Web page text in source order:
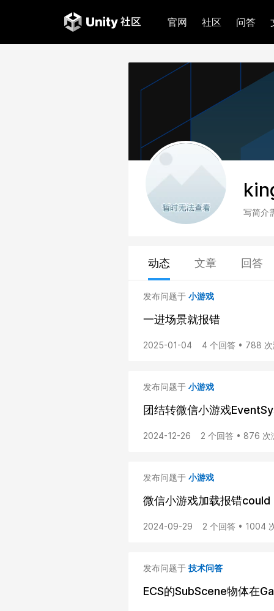
官网 社区 问答
写简介
动态 文章 回答
发布问题于 小游戏
一进场景就报错
2025-01-04 4 个回答 • 788
发布问题于 小游戏
团结转微信小游戏
2024-12-26 2 个回答 • 876 次
发布问题于 小游戏
微信小游戏加载报错
2024-09-29 2 个回答 • 1004
发布问题于 技术问答
ECS的SubScene物体在